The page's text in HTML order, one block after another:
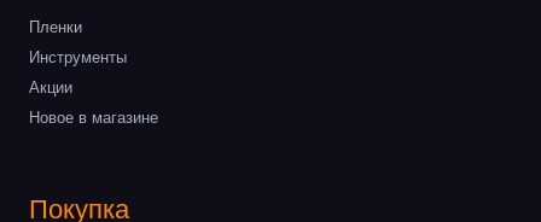
Пленки
Инструменты
Акции
Новое в магазине
Покупка